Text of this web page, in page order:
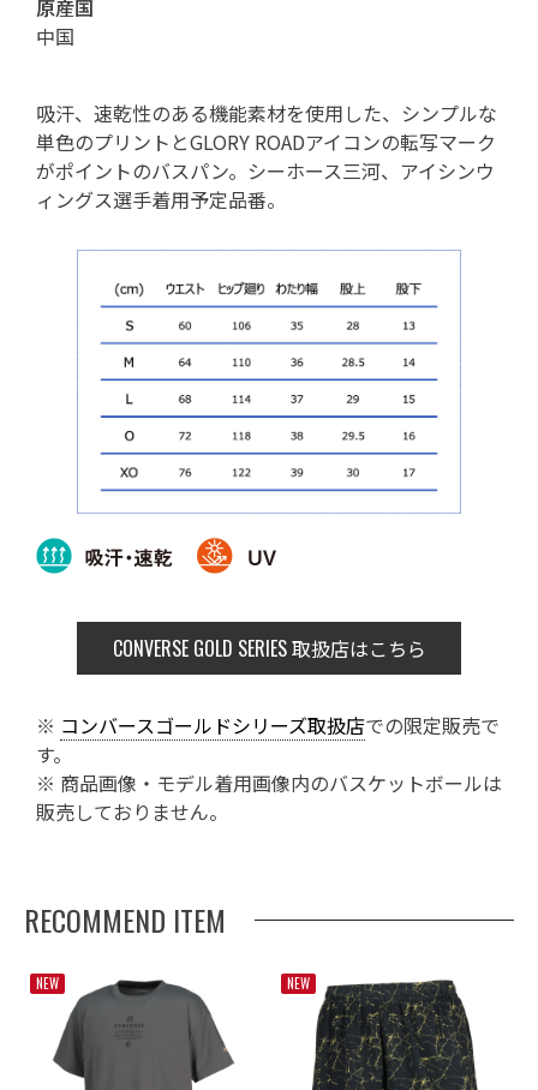
原産国
中国
吸汗、速乾性のある機能素材を使用した、シンプルな
単色のプリントとGLORY ROADアイコンの転写マーク
がポイントのバスパン。シーホース三河、アイシンウ
ィングス選手着用予定品番。
CONVERSE GOLD SERIES取扱店はこちら
※ コンバースゴールドシリーズ取扱店での限定販売で
す。
※ 商品画像・モデル着用画像内のバスケットボールは
販売しておりません。
RECOMMEND ITEM
NEW NEW